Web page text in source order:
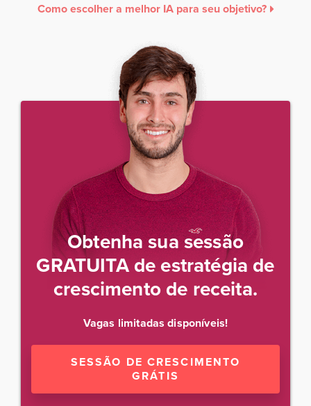
Como escolher a melhor IA para seu objetivo?
Obtenha sua sessão
GRATUITA de estratégia de
crescimento de receita.
Vagas limitadas disponíveis!
SESSÃO DE CRESCIMENTO
GRÁTIS